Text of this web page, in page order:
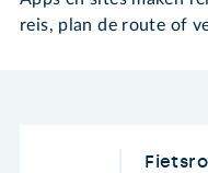
reis, plan de route of